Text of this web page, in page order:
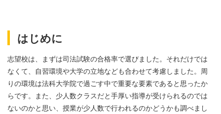
はじめに
志望校は、まずは司法試験の合格率で選びました。それだけでは
なくて、自習環境や大学の立地なども合わせて考慮しました。周
りの環境は法科大学院で過ごす中で重要な要素であると思ったか
らです。また、少人数クラスだと手厚い指導が受けられるのでは
ないのかと思い、授業が少人数で行われるのかどうかも調べまし